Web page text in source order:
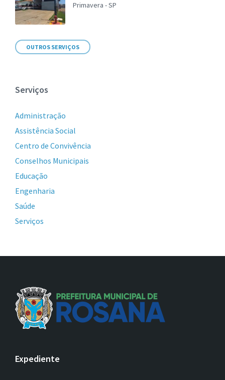
Primavera - SP
OUTROS SERVIÇOS
Serviços
Administração
Assistência Social
Centro de Convivência
Conselhos Municipais
Educação
Engenharia
Saúde
Serviços
Expediente